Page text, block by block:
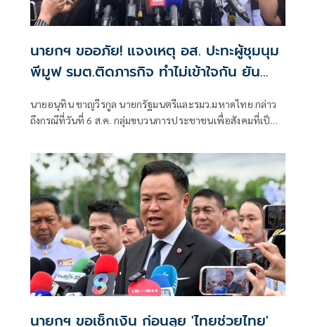
นายกฯ ขออภัย! แจงเหตุ อส. ปะทะผู้ชุมนุม
พีมูฟ รมต.ติดภารกิจ ทำไม่เข้าใจกัน ยัน
นายอนุทิน ชาญวีรกูล นายกรัฐมนตรีและรมว.มหาดไทย กล่าว
ถึงกรณีที่วันที่ 6 ส.ค. กลุ่มขบวนการประชาชนเพื่อสังคมที่เป็น
การกำชับเพื่อไม่ให้เกิดการบานปลายอย่างไรหรือไม่ ว่า เมื่อวัน
ที่ 6 ส.ค.
นายกฯ ขอเช็กเงิน ก่อนลุย 'ไทยช่วยไทย'